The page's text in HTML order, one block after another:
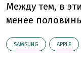
Между тем, в
менее
SAMSUNG АPPLE